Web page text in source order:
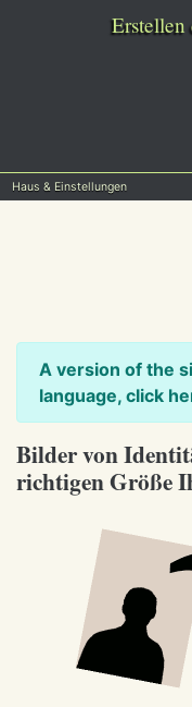
Erstellen
Haus & Einstellungen
A version of the
language, click
Bilder von
richtigen Größe